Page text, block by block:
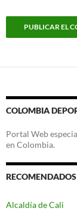
COLOMBIA
Portal Web
en Colombia.
RECOMENDADOS
Alcaldía de Cali